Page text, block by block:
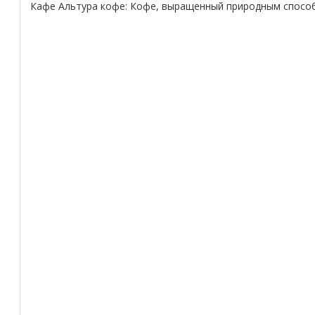
Кафе Альтура кофе: Кофе, выращенный природным